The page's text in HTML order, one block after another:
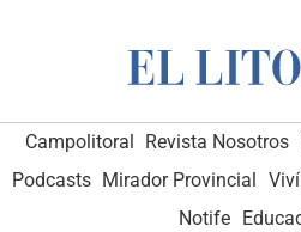
Campolitoral Revista Nosotros
Podcasts Mirador Provincial
Notife